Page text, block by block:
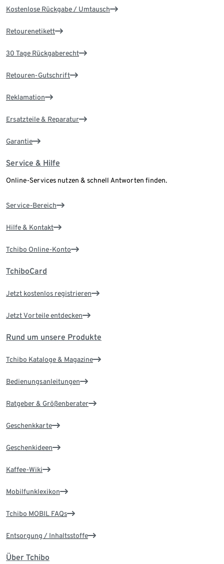
Kostenlose Rückgabe / Umtausch
Retourenetikett
30 Tage Rückgaberecht
Retouren-Gutschrift
Reklamation
Ersatzteile & Reparatur
Garantie
Service & Hilfe
Online-Services nutzen & schnell Antworten finden.
Service-Bereich
Hilfe & Kontakt
Tchibo Online-Konto
TchiboCard
Jetzt kostenlos registrieren
Jetzt Vorteile entdecken
Rund um unsere Produkte
Tchibo Kataloge & Magazine
Bedienungsanleitungen
Ratgeber & Größenberater
Geschenkkarte
Geschenkideen
Kaffee-Wiki
Mobilfunklexikon
Tchibo MOBIL FAQs
Entsorgung / Inhaltsstoffe
Über Tchibo